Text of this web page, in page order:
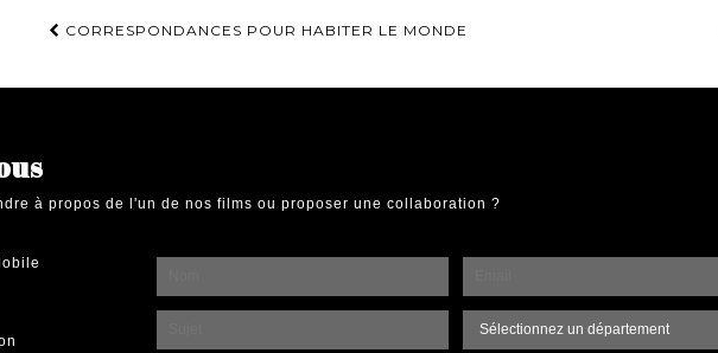
Navigation
CORRESPONDANCES POUR HABITER LE MONDE
à propos de l'un de nos films ou proposer une collaboration ?